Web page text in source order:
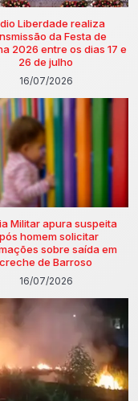
Liberdade realiza
da Festa de
2026 entre os dias 17 e
26 de julho
16/07/2026
Militar apura suspeita
homem solicitar
sobre saída em
creche de Barroso
16/07/2026